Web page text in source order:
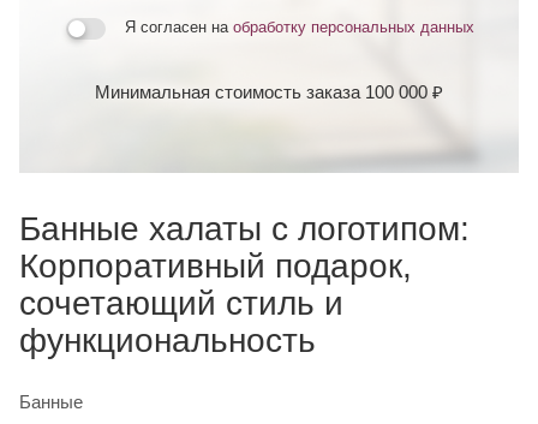
Я согласен на обработку персональных данных
Минимальная стоимость заказа 100 000 ₽
Банные халаты с логотипом:
Корпоративный подарок,
сочетающий стиль и
функциональность
Банные